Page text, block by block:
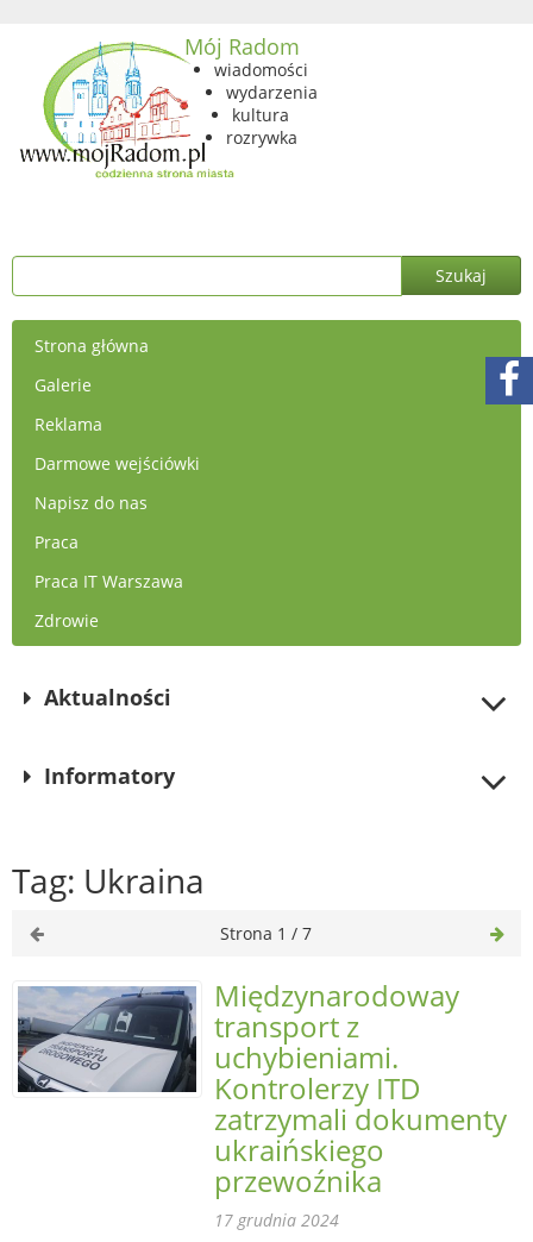
Mój Radom
wiadomości
wydarzenia
kultura
rozrywka
Strona główna
Galerie
Reklama
Darmowe wejściówki
Napisz do nas
Praca
Praca IT Warszawa
Zdrowie
Aktualności
Informatory
Tag: Ukraina
Strona 1 / 7
Międzynarodoway
transport z
uchybieniami.
Kontrolerzy ITD
zatrzymali dokumenty
ukraińskiego
przewoźnika
17 grudnia 2024